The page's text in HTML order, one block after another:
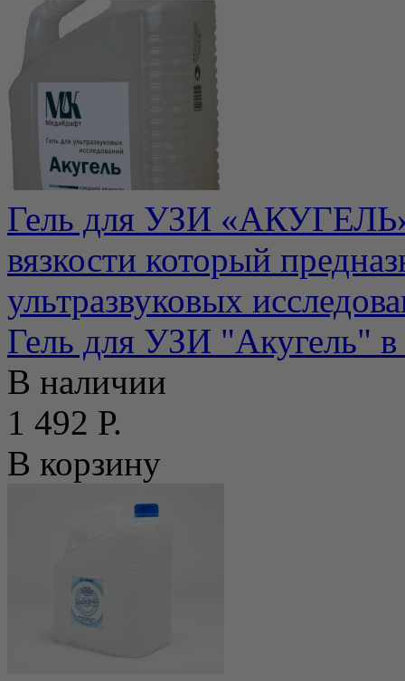
Гель для УЗИ «АКУГЕЛЬ»
вязкости который
ультразвуковых
Гель для УЗИ "Акугель" в
В наличии
1 492 Р.
В корзину